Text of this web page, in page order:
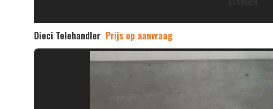
Dieci Telehandler Prijs op aanvraag